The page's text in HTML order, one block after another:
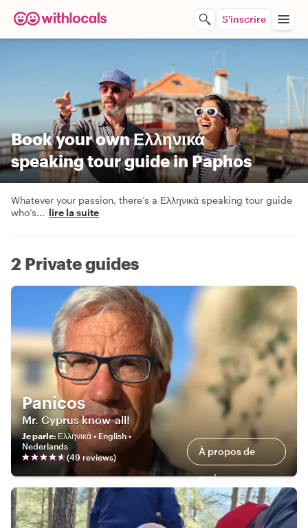
S'inscrire
Book your own Ελληνικά
speaking tour guide in Paphos
Whatever your passion, there’s a Ελληνικά speaking tour guide
who’s... lire la suite
2 Private guides
Panicos
Mr. Cyprus know-all!
Je parle:Ελληνικά • English •
Nederlands
(49 reviews) À propos de
moi